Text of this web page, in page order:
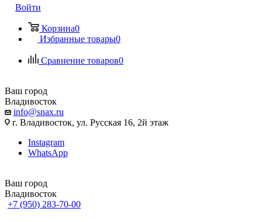
Войти
Корзина0
Избранные товары0
Сравнение товаров0
Ваш город
Владивосток
info@snax.ru
г. Владивосток, ул. Русская 16, 2й этаж
Instagram
WhatsApp
Ваш город
Владивосток
+7 (950) 283-70-00